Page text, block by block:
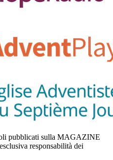
pubblicati sulla MAGAZINE
responsabilità dei